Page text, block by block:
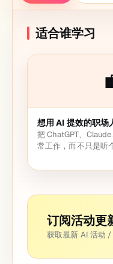
适合谁学习
想用 AI 提效的职场
把 ChatGPT、
常工作，而不只是听
订阅活动更
获取最新 AI 活动 /